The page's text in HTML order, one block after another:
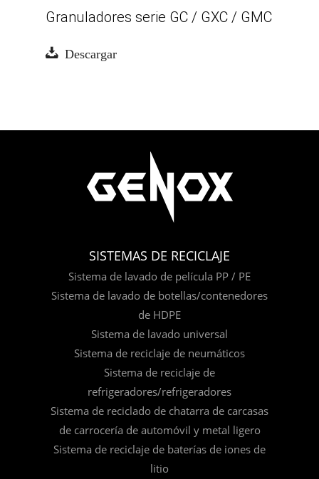
Granuladores serie GC / GXC / GMC
Descargar
SISTEMAS DE RECICLAJE
Sistema de lavado de película PP / PE
Sistema de lavado de botellas/contenedores
de HDPE
Sistema de lavado universal
Sistema de reciclaje de neumáticos
Sistema de reciclaje de
refrigeradores/refrigeradores
Sistema de reciclado de chatarra de carcasas
de carrocería de automóvil y metal ligero
Sistema de reciclaje de baterías de iones de
litio